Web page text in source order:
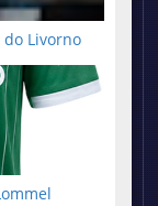
do Livorno